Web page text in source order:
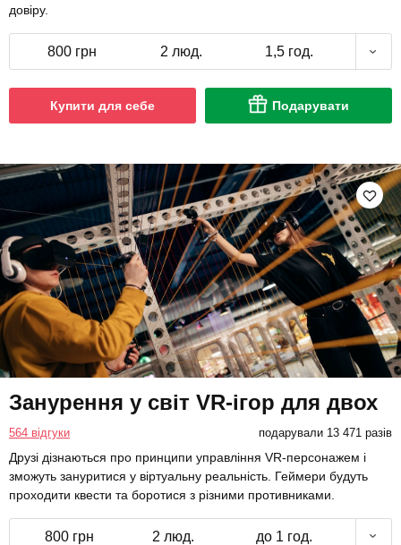
довіру.
800 грн 2 люд. 1,5 год.
Купити для себе Подарувати
Занурення у світ VR-ігор для двох
564 відгуки подарували 13 471 разів
Друзі дізнаються про принципи управління VR-персонажем і
зможуть зануритися у віртуальну реальність. Геймери будуть
проходити квести та боротися з різними противниками.
800 грн 2 люд. до 1 год.